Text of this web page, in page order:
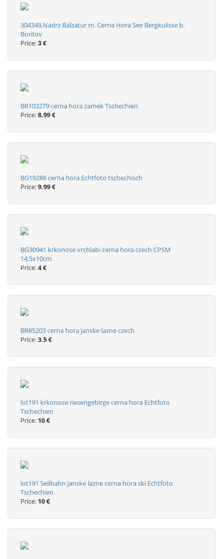
304349,Nadrz Balzatur m. Cerna Hora See Bergkulisse b.
Boritov
Price:3 €
BR103279 cerna hora zamek Tschechien
Price:8.99 €
BG19288 cerna hora Echtfoto tschechisch
Price:9.99 €
BG30941 krkonose vrchlabi cerna hora czech CPSM
14,5x10cm
Price:4 €
BR85203 cerna hora janske lazne czech
Price:3.5 €
lot191 krkonose riesengebirge cerna hora Echtfoto
Tschechien
Price: 10 €
lot191 Seilbahn janske lazne cerna hora ski Echtfoto
Tschechien
Price: 10 €